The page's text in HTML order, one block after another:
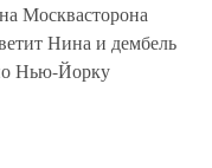
Москвасторона
Нина и дембель
Нью-Йорку